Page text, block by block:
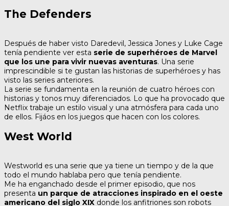
The Defenders
Después de haber visto Daredevil, Jessica Jones y Luke Cage
tenía pendiente ver esta serie de superhéroes de Marvel
que los une para vivir nuevas aventuras. Una serie
imprescindible si te gustan las historias de superhéroes y has
visto las series anteriores.
La serie se fundamenta en la reunión de cuatro héroes con
historias y tonos muy diferenciados. Lo que ha provocado que
Netflix trabaje un estilo visual y una atmósfera para cada uno
de ellos. Fijáos en los juegos que hacen con los colores.
West World
Westworld es una serie que ya tiene un tiempo y de la que
todo el mundo hablaba pero que tenía pendiente.
Me ha enganchado desde el primer episodio, que nos
presenta un parque de atracciones inspirado en el oeste
americano del siglo XIX donde los anfitriones son robots